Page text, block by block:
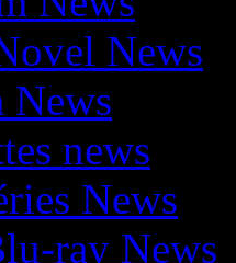
News
News
news
News
ray News